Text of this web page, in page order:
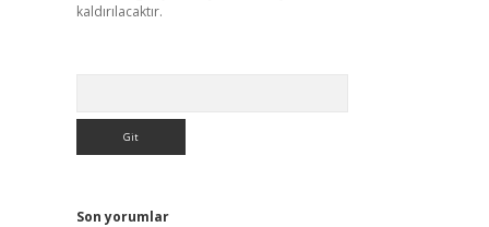
kaldırılacaktır.
Son yorumlar